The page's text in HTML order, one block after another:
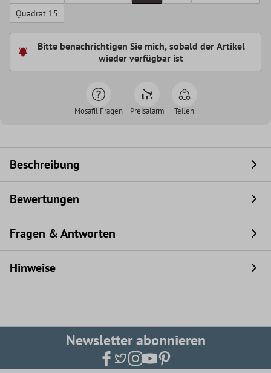
Quadrat 15
Bitte benachrichtigen Sie mich, sobald der Artikel
wieder verfügbar ist
Mosafil Fragen Preisalarm Teilen
Beschreibung
Bewertungen
Fragen & Antworten
Hinweise
Newsletter abonnieren